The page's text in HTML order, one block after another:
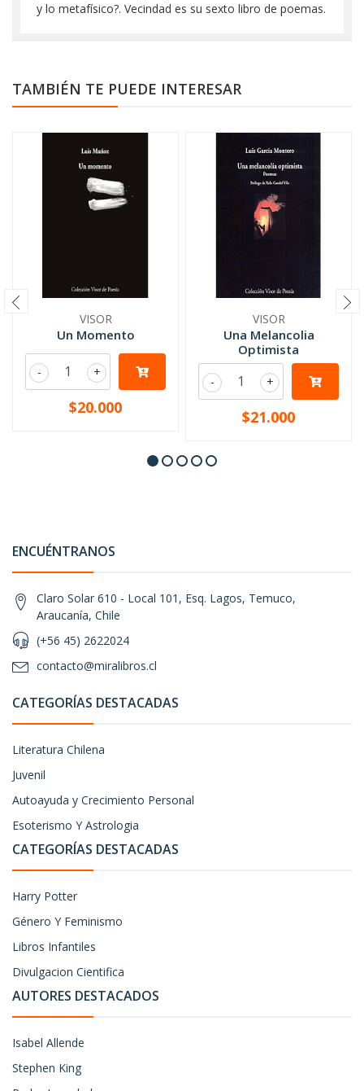
y lo metafísico?. Vecindad es su sexto libro de poemas.
TAMBIÉN TE PUEDE INTERESAR
VISOR
Un Momento
+
-
$20.000
VISOR
Una Melancolia
Optimista
+
-
$21.000
ENCUÉNTRANOS
Claro Solar 610 - Local 101, Esq. Lagos, Temuco,
Araucanía, Chile
(+56 45) 2622024
contacto@miralibros.cl
CATEGORÍAS DESTACADAS
Literatura Chilena
Juvenil
Autoayuda y Crecimiento Personal
Esoterismo Y Astrologia
CATEGORÍAS DESTACADAS
Harry Potter
Género Y Feminismo
Libros Infantiles
Divulgacion Cientifica
AUTORES DESTACADOS
Isabel Allende
Stephen King